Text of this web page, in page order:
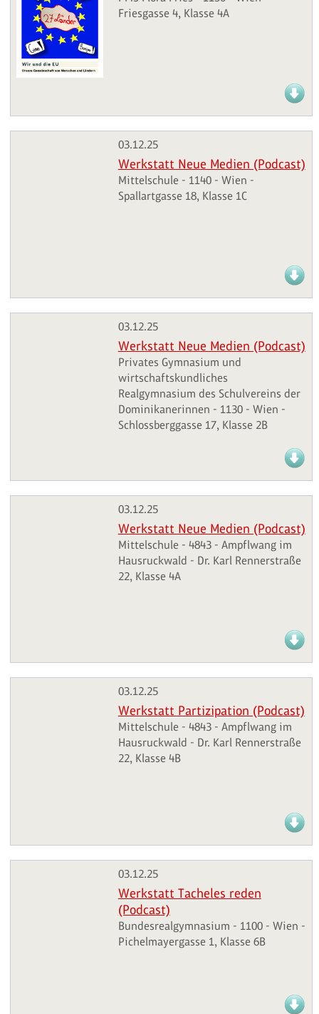
Friesgasse 4, Klasse 4A
03.12.25
Werkstatt Neue Medien (Podcast)
Mittelschule - 1140 - Wien -
Spallartgasse 18, Klasse 1C
03.12.25
Werkstatt Neue Medien (Podcast)
Privates Gymnasium und
wirtschaftskundliches
Realgymnasium des Schulvereins der
Dominikanerinnen - 1130 - Wien -
Schlossberggasse 17, Klasse 2B
03.12.25
Werkstatt Neue Medien (Podcast)
Mittelschule - 4843 - Ampflwang im
Hausruckwald - Dr. Karl Rennerstraße
22, Klasse 4A
03.12.25
Werkstatt Partizipation (Podcast)
Mittelschule - 4843 - Ampflwang im
Hausruckwald - Dr. Karl Rennerstraße
22, Klasse 4B
03.12.25
Werkstatt Tacheles reden
(Podcast)
Bundesrealgymnasium - 1100 - Wien -
Pichelmayergasse 1, Klasse 6B